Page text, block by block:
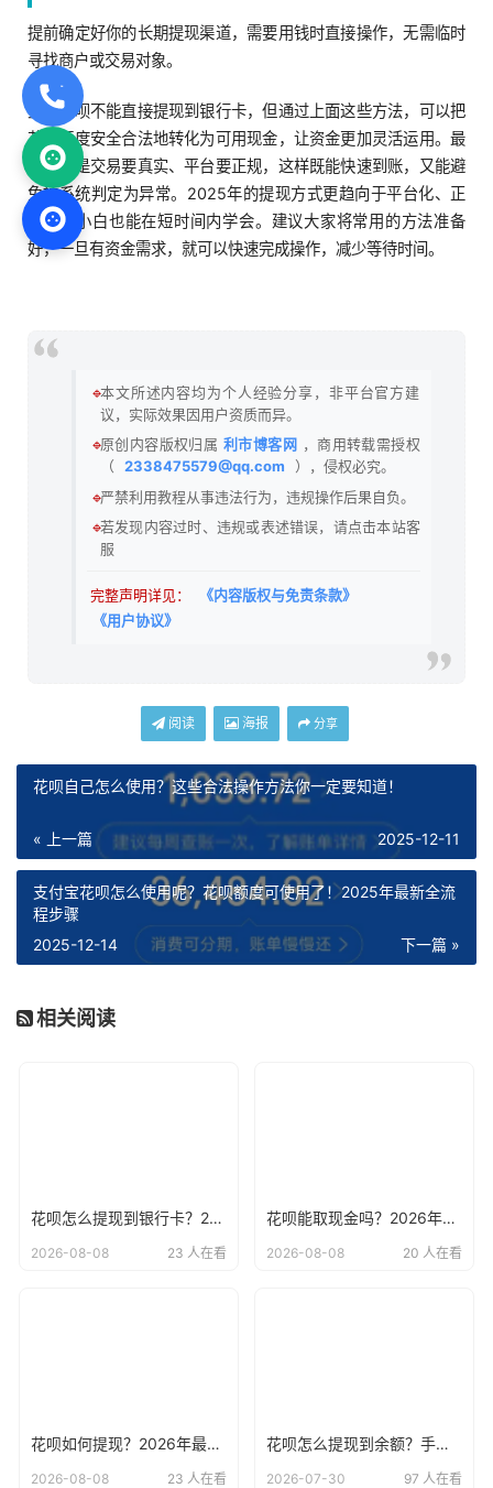
提前确定好你的长期提现渠道，需要用钱时直接操作，无需临时
寻找商户或交易对象。
虽然花呗不能直接提现到银行卡，但通过上面这些方法，可以把
花呗额度安全合法地转化为可用现金，让资金更加灵活运用。最
关键的是交易要真实、平台要正规，这样既能快速到账，又能避
免被系统判定为异常。2025年的提现方式更趋向于平台化、正
规化，小白也能在短时间内学会。建议大家将常用的方法准备
好，一旦有资金需求，就可以快速完成操作，减少等待时间。
🔹本文所述内容均为个人经验分享，非平台官方建
议，实际效果因用户资质而异。
🔹原创内容版权归属 利市博客网 ，商用转载需授权
（
2338475579@qq.com
），侵权必究。
🔹严禁利用教程从事违法行为，违规操作后果自负。
🔹若发现内容过时、违规或表述错误，请点击本站客
服
完整声明详见：
《内容版权与免责条款》
《用户协议》
阅读 海报 分享
花呗自己怎么使用？这些合法操作方法你一定要知道！
« 上一篇 2025-12-11
支付宝花呗怎么使用呢？花呗额度可使用了！2025年最新全流
程步骤
下一篇 »
2025-12-14
相关阅读
花呗怎么提现到银行卡？2026年最新13种合规方法及风险详解
2026-08-08 23 人在看
花呗能取现金吗？2026年最新详解取现方法！15种取现方法以参考
2026-08-08 20 人在看
花呗如何提现？2026年最新详细步骤与注意事项解析
2026-08-08 23 人在看
花呗怎么提现到余额？手把手教你正确姿势，小白必看！
2026-07-30 97 人在看